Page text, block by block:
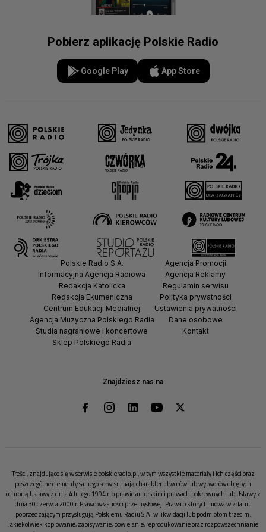
Pobierz aplikację Polskie Radio
Google Play App Store
Znajdziesz nas na
Polskie Radio S.A.
Informacyjna Agencja Radiowa
Redakcja Katolicka
Redakcja Ekumeniczna
Centrum Edukacji Medialnej
Agencja Muzyczna Polskiego Radia
Studia nagraniowe i koncertowe
Sklep Polskiego Radia
Agencja Promocji
Agencja Reklamy
Regulamin serwisu
Polityka prywatności
Ustawienia prywatności
Dane osobowe
Kontakt
Treści, znajdujące się w serwisie polskieradio.pl, w tym wszystkie materiały i ich części oraz
poszczególne elementy samego serwisu mają charakter utworów lub wytworów objętych
ochroną Ustawy z dnia 4 lutego 1994 r. o prawie autorskim i prawach pokrewnych lub Ustawy z
dnia 30 czerwca 2000 r. Prawo własności przemysłowej. Prawa o których mowa w zdaniu
poprzedzającym przysługują Polskiemu Radiu S.A. w likwidacji lub podmiotom trzecim.
Jakiekolwiek kopiowanie, zapisywanie, powielanie, reprodukowanie oraz rozpowszechnianie